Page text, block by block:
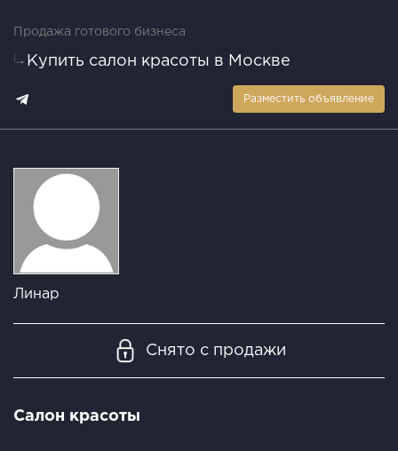
Продажа готового бизнеса
Купить салон красоты в Москве
Разместить объявление
Линар
Снято с продажи
Салон красоты